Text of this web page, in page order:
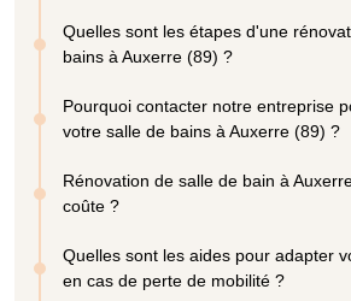
Quelles sont les étapes d'une
bains à Auxerre (89) ?
Pourquoi contacter notre entreprise
votre salle de bains à Auxerre (89) ?
Rénovation de salle de bain à
coûte ?
Quelles sont les aides pour adapter
en cas de perte de mobilité ?